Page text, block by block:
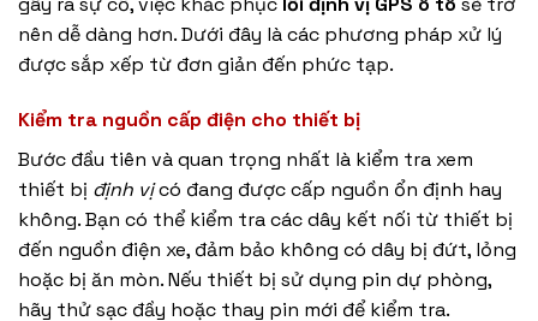
nên dễ dàng hơn. Dưới đây là các phương pháp xử lý
được sắp xếp từ đơn giản đến phức tạp.
Kiểm tra nguồn cấp điện cho thiết bị
Bước đầu tiên và quan trọng nhất là kiểm tra xem
thiết bị định vịcó đang được cấp nguồn ổn định hay
không. Bạn có thể kiểm tra các dây kết nối từ thiết bị
đến nguồn điện xe, đảm bảo không có dây bị đứt, lỏng
hoặc bị ăn mòn. Nếu thiết bị sử dụng pin dự phòng,
hãy thử sạc đầy hoặc thay pin mới để kiểm tra.